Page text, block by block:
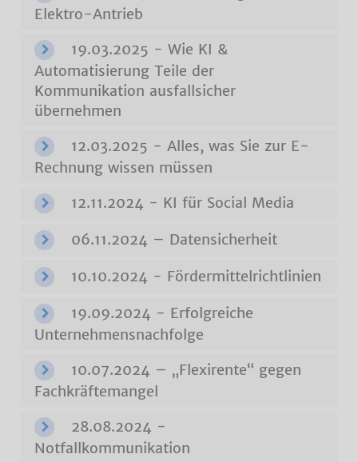
Elektro-Antrieb
19.03.2025 - Wie KI &
Automatisierung Teile der
Kommunikation ausfallsicher
übernehmen
12.03.2025 - Alles, was Sie zur E-
Rechnung wissen müssen
12.11.2024 - KI für Social Media
06.11.2024 – Datensicherheit
10.10.2024 - Fördermittelrichtlinien
19.09.2024 - Erfolgreiche
Unternehmensnachfolge
10.07.2024 – „Flexirente“ gegen
Fachkräftemangel
28.08.2024 -
Notfallkommunikation